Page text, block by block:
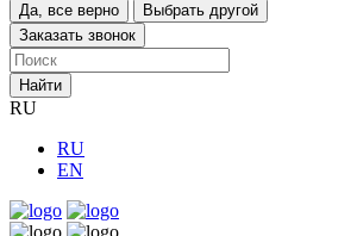
Да, все верно
Выбрать другой
Заказать звонок
Найти
RU
RU
EN